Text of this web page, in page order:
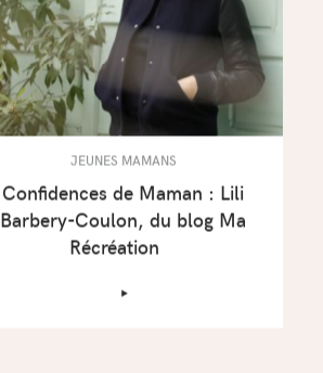
JEUNES MAMANS
Confidences de Maman : Lili
Barbery-Coulon, du blog Ma
Récréation
‣